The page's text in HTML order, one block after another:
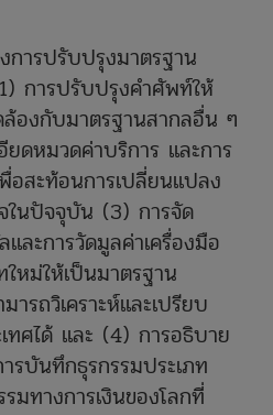
ปรับปรุงมาตรฐาน
การปรับปรุงคำศัพท์ให้
ล้องกับมาตรฐานสากลอื่น ๆ
ยดหมวดค่าบริการ และการ
อสะท้อนการเปลี่ยนแปลง
ในปัจจุบัน (3) การจัด
ะการวัดมูลค่าเครื่องมือ
ใหม่ให้เป็นมาตรฐาน
ารถวิเคราะห์และเปรียบ
ทศได้ และ (4) การอธิบาย
บันทึกธุรกรรมประเภท
มทางการเงินของโลกที่